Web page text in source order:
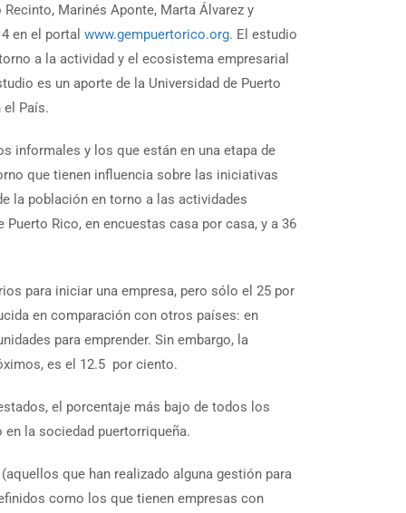
Marinés Aponte, Marta Álvarez y
en el portal www.gempuertorico.org. El estudio
a la actividad y el ecosistema empresarial
es un aporte de la Universidad de Puerto
País.
informales y los que están en una etapa de
que tienen influencia sobre las iniciativas
la población en torno a las actividades
Rico, en encuestas casa por casa, y a 36
para iniciar una empresa, pero sólo el 25 por
en comparación con otros países: en
para emprender. Sin embargo, la
es el 12.5 por ciento.
el porcentaje más bajo de todos los
la sociedad puertorriqueña.
que han realizado alguna gestión para
como los que tienen empresas con